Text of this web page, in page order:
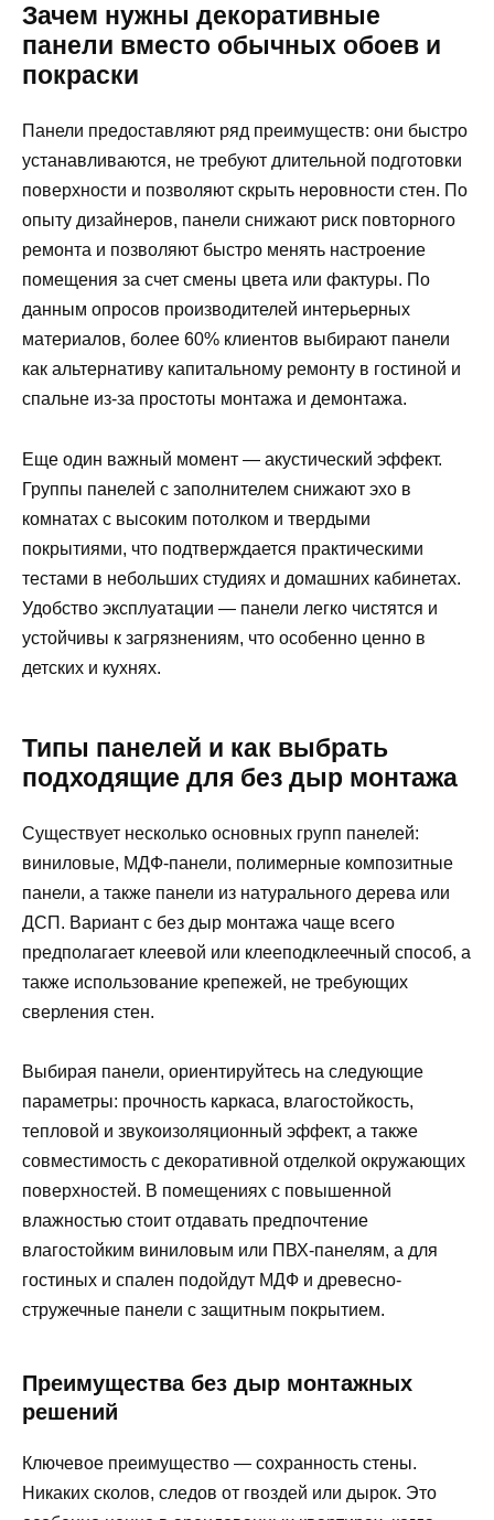
Зачем нужны декоративные
панели вместо обычных обоев и
покраски
Панели предоставляют ряд преимуществ: они быстро
устанавливаются, не требуют длительной подготовки
поверхности и позволяют скрыть неровности стен. По
опыту дизайнеров, панели снижают риск повторного
ремонта и позволяют быстро менять настроение
помещения за счет смены цвета или фактуры. По
данным опросов производителей интерьерных
материалов, более 60% клиентов выбирают панели
как альтернативу капитальному ремонту в гостиной и
спальне из-за простоты монтажа и демонтажа.
Еще один важный момент — акустический эффект.
Группы панелей с заполнителем снижают эхо в
комнатах с высоким потолком и твердыми
покрытиями, что подтверждается практическими
тестами в небольших студиях и домашних кабинетах.
Удобство эксплуатации — панели легко чистятся и
устойчивы к загрязнениям, что особенно ценно в
детских и кухнях.
Типы панелей и как выбрать
подходящие для без дыр монтажа
Существует несколько основных групп панелей:
виниловые, МДФ-панели, полимерные композитные
панели, а также панели из натурального дерева или
ДСП. Вариант с без дыр монтажа чаще всего
предполагает клеевой или клееподклеечный способ, а
также использование крепежей, не требующих
сверления стен.
Выбирая панели, ориентируйтесь на следующие
параметры: прочность каркаса, влагостойкость,
тепловой и звукоизоляционный эффект, а также
совместимость с декоративной отделкой окружающих
поверхностей. В помещениях с повышенной
влажностью стоит отдавать предпочтение
влагостойким виниловым или ПВХ-панелям, а для
гостиных и спален подойдут МДФ и древесно-
стружечные панели с защитным покрытием.
Преимущества без дыр монтажных
решений
Ключевое преимущество — сохранность стены.
Никаких сколов, следов от гвоздей или дырок. Это